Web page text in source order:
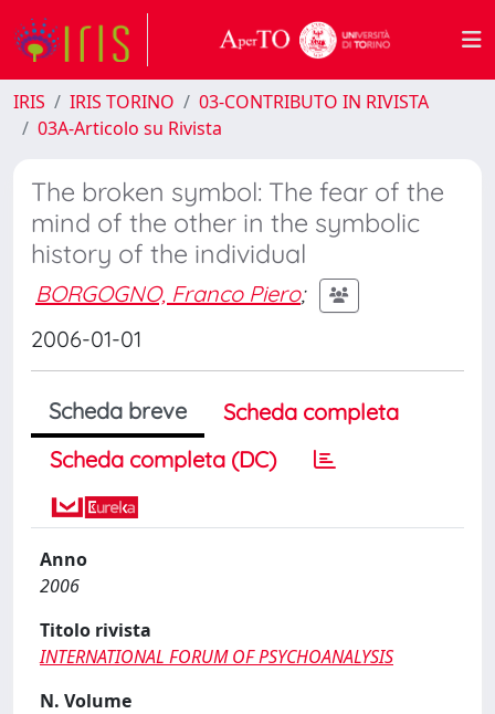
IRIS IRIS TORINO
03-CONTRIBUTO IN RIVISTA
03A-Articolo su Rivista
The broken symbol: The fear of the
mind of the other in the symbolic
history of the individual
BORGOGNO, Franco Piero;
2006-01-01
Scheda breve
Scheda completa
Scheda completa (DC)
Anno
2006
Titolo rivista
INTERNATIONAL FORUM OF PSYCHOANALYSIS
N. Volume